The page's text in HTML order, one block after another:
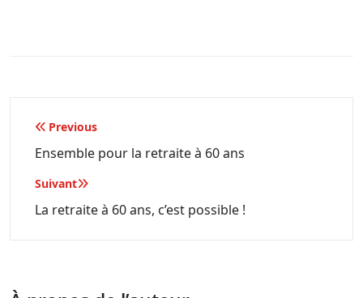
Navigation
de
l’article
Previous
Ensemble pour la retraite à 60 ans
Suivant
La retraite à 60 ans, c’est possible !